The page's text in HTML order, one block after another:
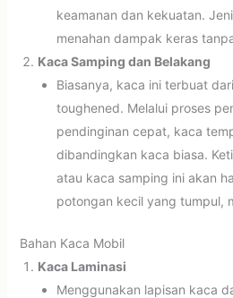
keamanan dan kekuatan.
menahan dampak keras
Kaca Samping dan Belakang
Biasanya, kaca ini terbuat
toughened. Melalui proses
pendinginan cepat, kaca
dibandingkan kaca biasa.
atau kaca samping ini akan
potongan kecil yang tumpul,
Bahan Kaca Mobil
Kaca Laminasi
Menggunakan lapisan kaca